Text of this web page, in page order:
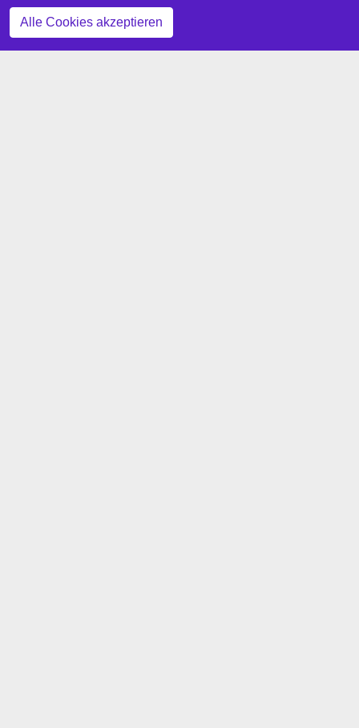
Alle Cookies akzeptieren